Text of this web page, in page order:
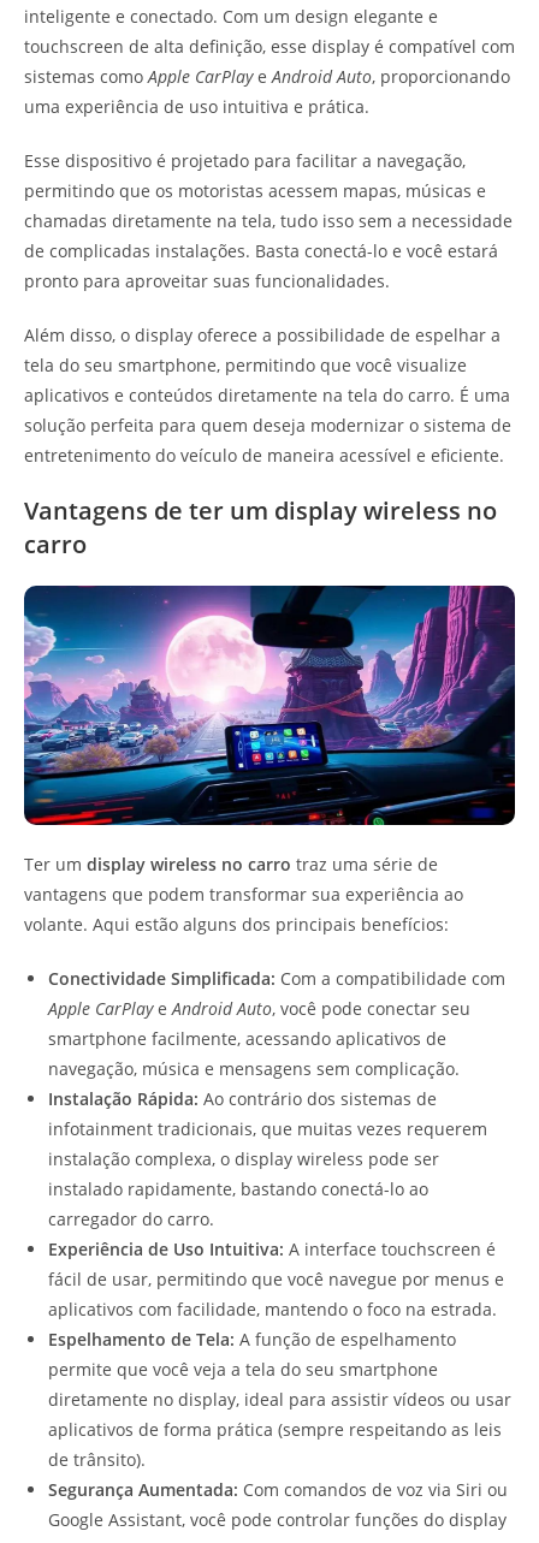
inteligente e conectado. Com um design elegante e
touchscreen de alta definição, esse display é compatível com
sistemas comoApple CarPlayeAndroid Auto, proporcionando
uma experiência de uso intuitiva e prática.
Esse dispositivo é projetado para facilitar a navegação,
permitindo que os motoristas acessem mapas, músicas e
chamadas diretamente na tela, tudo isso sem a necessidade
de complicadas instalações. Basta conectá-lo e você estará
pronto para aproveitar suas funcionalidades.
Além disso, o display oferece a possibilidade de espelhar a
tela do seu smartphone, permitindo que você visualize
aplicativos e conteúdos diretamente na tela do carro. É uma
solução perfeita para quem deseja modernizar o sistema de
entretenimento do veículo de maneira acessível e eficiente.
Vantagens de ter um display wireless no
carro
Ter um display wireless no carro traz uma série de
vantagens que podem transformar sua experiência ao
volante. Aqui estão alguns dos principais benefícios:
Conectividade Simplificada: Com a compatibilidade com
Apple CarPlayeAndroid Auto, você pode conectar seu
smartphone facilmente, acessando aplicativos de
navegação, música e mensagens sem complicação.
Instalação Rápida: Ao contrário dos sistemas de
infotainment tradicionais, que muitas vezes requerem
instalação complexa, o display wireless pode ser
instalado rapidamente, bastando conectá-lo ao
carregador do carro.
Experiência de Uso Intuitiva: A interface touchscreen é
fácil de usar, permitindo que você navegue por menus e
aplicativos com facilidade, mantendo o foco na estrada.
Espelhamento de Tela: A função de espelhamento
permite que você veja a tela do seu smartphone
diretamente no display, ideal para assistir vídeos ou usar
aplicativos de forma prática (sempre respeitando as leis
de trânsito).
Segurança Aumentada: Com comandos de voz via Siri ou
Google Assistant, você pode controlar funções do display